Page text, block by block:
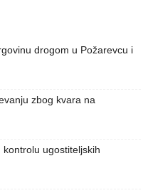
drogom u Požarevcu i
zbog kvara na
ugostiteljskih